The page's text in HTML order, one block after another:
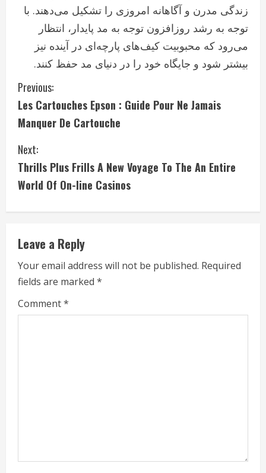
زندگی مدرن و آگاهانه امروزی را تشکیل می‌دهند. با
توجه به رشد روزافزون توجه به مد پایدار، انتظار
می‌رود که محبوبیت کیف‌های پارچه‌ای در آینده نیز
بیشتر شود و جایگاه خود را در دنیای مد حفظ کنند.
C
o
n
t
i
n
u
e
R
e
Previous:
Les Cartouches Epson : Guide Pour Ne Jamais
Manquer De Cartouche
Next:
Thrills Plus Frills A New Voyage To The An Entire
World Of On-line Casinos
Leave a Reply
Your email address will not be published. Required
fields are marked *
Comment*